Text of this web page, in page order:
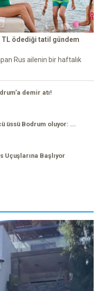
TL ödediği tatil gündem
Rus ailenin bir haftalık
demir atı!
üssü Bodrum oluyor: ...
Uçuşlarına Başlıyor